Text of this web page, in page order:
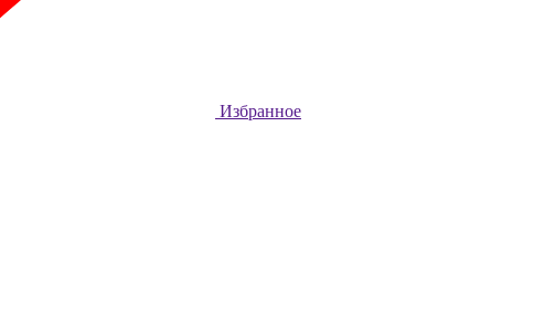
Избранное